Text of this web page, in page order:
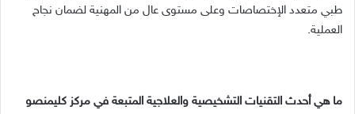
طبي متعدد الإختصاصات وعلى مستوى عال من المهنية لضمان نجاح
العملية.
ما هي أحدث التقنيات التشخيصية والعلاجية المتبعة في مركز كليمنصو